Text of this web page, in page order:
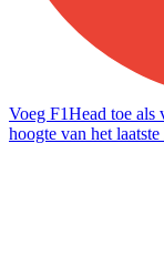
Voeg F1Head toe als
hoogte van het